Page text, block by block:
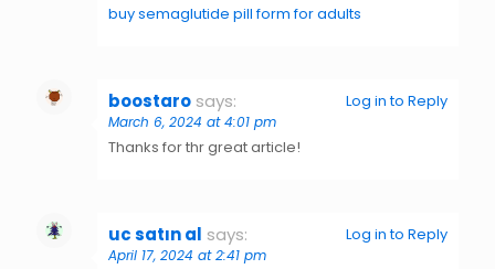
buy semaglutide pill form for adults
boostaro says:
March 6, 2024 at 4:01 pm
Thanks for thr great article!
Log in to Reply
uc satın al says:
April 17, 2024 at 2:41 pm
Log in to Reply